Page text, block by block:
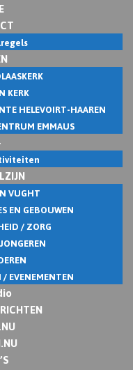
KERK
HELEVOIRT-HAAREN
EMMAUS
VUGHT
EN GEBOUWEN
/ ZORG
EVENEMENTEN